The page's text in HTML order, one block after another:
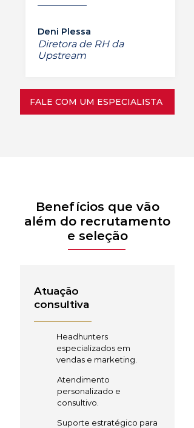
Deni Plessa
Diretora de RH da
Upstream
FALE COM UM ESPECIALISTA
Benefícios que vão
além do recrutamento
e seleção
Atuação
consultiva
Headhunters
especializados em
vendas e marketing.
Atendimento
personalizado e
consultivo.
Suporte estratégico para